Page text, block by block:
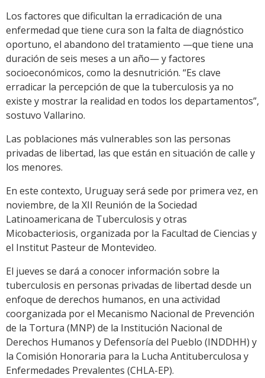
Los factores que dificultan la erradicación de una
enfermedad que tiene cura son la falta de diagnóstico
oportuno, el abandono del tratamiento —que tiene una
duración de seis meses a un año— y factores
socioeconómicos, como la desnutrición. “Es clave
erradicar la percepción de que la tuberculosis ya no
existe y mostrar la realidad en todos los departamentos”,
sostuvo Vallarino.
Las poblaciones más vulnerables son las personas
privadas de libertad, las que están en situación de calle y
los menores.
En este contexto, Uruguay será sede por primera vez, en
noviembre, de la XII Reunión de la Sociedad
Latinoamericana de Tuberculosis y otras
Micobacteriosis, organizada por la Facultad de Ciencias y
el Institut Pasteur de Montevideo.
El jueves se dará a conocer información sobre la
tuberculosis en personas privadas de libertad desde un
enfoque de derechos humanos, en una actividad
coorganizada por el Mecanismo Nacional de Prevención
de la Tortura (MNP) de la Institución Nacional de
Derechos Humanos y Defensoría del Pueblo (INDDHH) y
la Comisión Honoraria para la Lucha Antituberculosa y
Enfermedades Prevalentes (CHLA-EP).